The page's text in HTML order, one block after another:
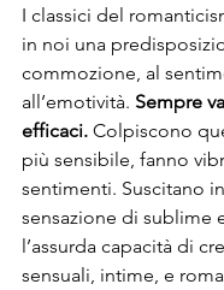
I classici del
in noi una
commozione, al
all’emotività. Sempre
efficaci. Colpiscono
più sensibile, fanno
sentimenti. Suscitano
sensazione di sublime
l’assurda capacità di
sensuali, intime, e